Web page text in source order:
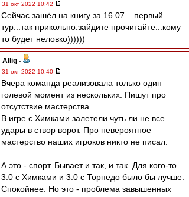
31 окт 2022 10:42
Сейчас зашёл на книгу за 16.07....первый
тур...так прикольно.зайдите прочитайте...кому
то будет неловко))))))
Allig -
31 окт 2022 10:40
Вчера команда реализовала только один
голевой момент из нескольких. Пишут про
отсутствие мастерства.
В игре с Химками залетели чуть ли не все
удары в створ ворот. Про невероятное
мастерство наших игроков никто не писал.
А это - спорт. Бывает и так, и так. Для кого-то
3:0 с Химками и 3:0 с Торпедо было бы лучше.
Спокойнее. Но это - проблема завышенных